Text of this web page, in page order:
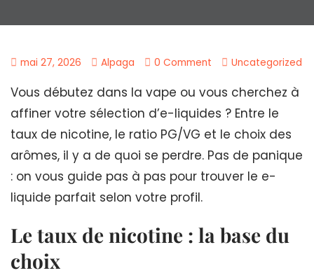
mai 27, 2026 Alpaga 0 Comment Uncategorized
Vous débutez dans la vape ou vous cherchez à
affiner votre sélection d’e-liquides ? Entre le
taux de nicotine, le ratio PG/VG et le choix des
arômes, il y a de quoi se perdre. Pas de panique
: on vous guide pas à pas pour trouver le e-
liquide parfait selon votre profil.
Le taux de nicotine : la base du
choix